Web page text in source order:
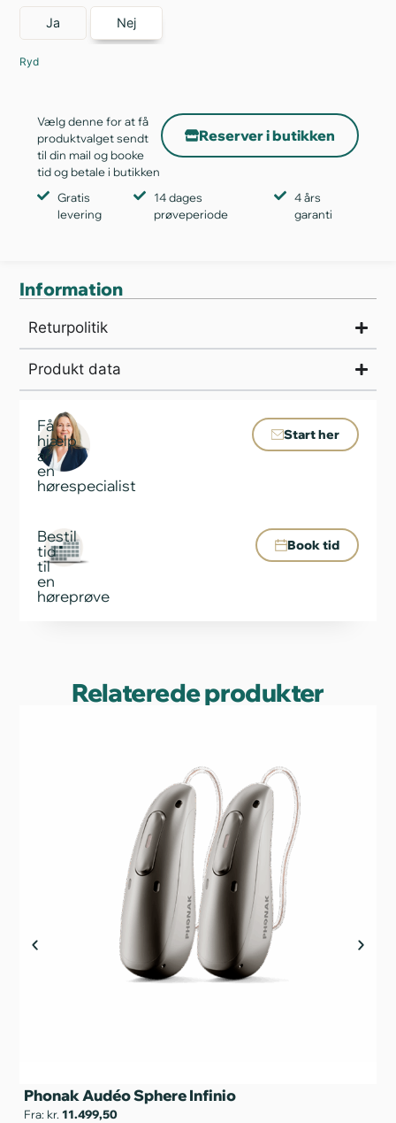
Ja Nej
Ryd
Reserver i butikken
Vælg denne for at få
produktvalget sendt
til din mail og booke
tid og betale i butikken
Gratis
levering
14 dages
prøveperiode
4 års
garanti
Information
Returpolitik
Produkt data
Få
hjælp
af
en
hørespecialist
Start her
Bestil
tid
til
en
høreprøve
Book tid
Relaterede produkter
Phonak Audéo Sphere Infinio
Fra: kr. 11.499,50